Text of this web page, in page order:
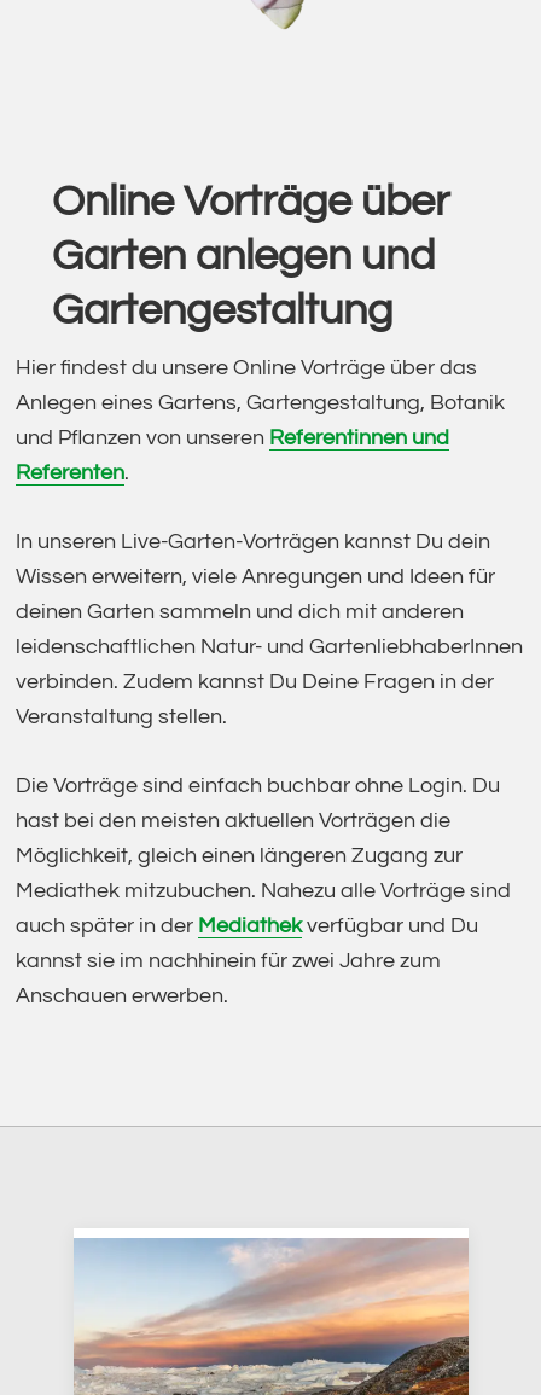
Online Vorträge über
Garten anlegen und
Gartengestaltung
Hier findest du unsere Online Vorträge über das
Anlegen eines Gartens, Gartengestaltung, Botanik
und Pflanzen von unseren Referentinnen und
Referenten.
In unseren Live-Garten-Vorträgen kannst Du dein
Wissen erweitern, viele Anregungen und Ideen für
deinen Garten sammeln und dich mit anderen
leidenschaftlichen Natur- und GartenliebhaberInnen
verbinden. Zudem kannst Du Deine Fragen in der
Veranstaltung stellen.
Die Vorträge sind einfach buchbar ohne Login. Du
hast bei den meisten aktuellen Vorträgen die
Möglichkeit, gleich einen längeren Zugang zur
Mediathek mitzubuchen. Nahezu alle Vorträge sind
auch später in der Mediathekverfügbar und Du
kannst sie im nachhinein für zwei Jahre zum
Anschauen erwerben.